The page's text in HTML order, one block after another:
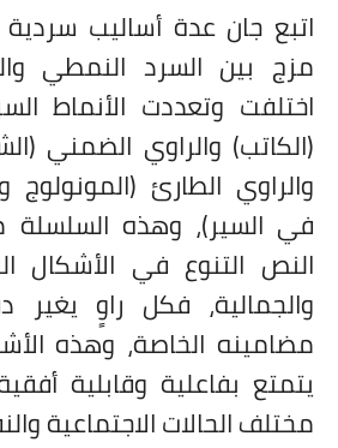
اتبع جان عدة أساليب
مزج بين السرد النمطي
اختلفت وتعددت الأنماط
(الكاتب) والراوي الضمني
والراوي الطارئ (المونولوج
في السير)، وهذه السلسلة
النص التنوع في الأشكال
والجمالية، فكل راوٍ
مضامينه الخاصة، وهذه
يتمتع بفاعلية وقابلية
مختلف الحالات الاجتماعية